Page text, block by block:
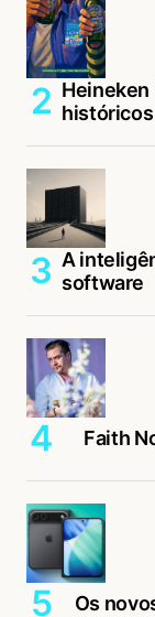
Heineken
A
software
Faith
Os